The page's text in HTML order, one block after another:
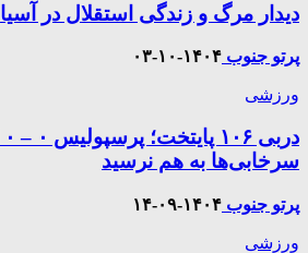
دیدار مرگ و زندگی استقلال در آسیا
پرتو جنوب ۱۴۰۴-۱۰-۰۳
ورزشی
سرخابی‌ها به هم نرسید
پرتو جنوب ۱۴۰۴-۰۹-۱۴
ورزشی